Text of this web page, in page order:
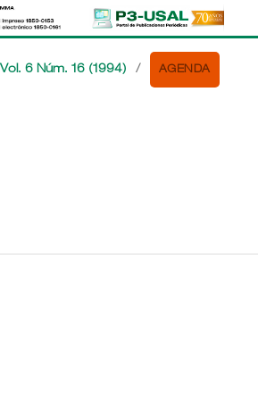
Vol. 6 Núm. 16 (1994) / AGENDA